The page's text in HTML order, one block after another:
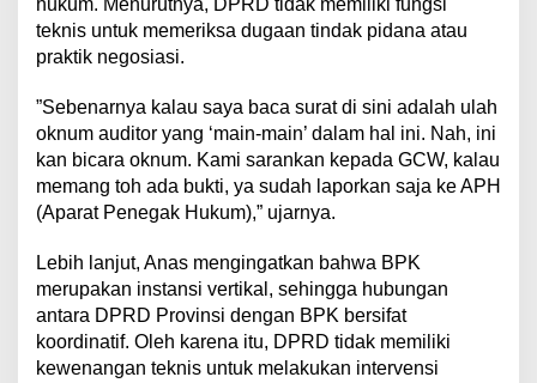
hukum. Menurutnya, DPRD tidak memiliki fungsi
teknis untuk memeriksa dugaan tindak pidana atau
praktik negosiasi.
​”Sebenarnya kalau saya baca surat di sini adalah ulah
oknum auditor yang ‘main-main’ dalam hal ini. Nah, ini
kan bicara oknum. Kami sarankan kepada GCW, kalau
memang toh ada bukti, ya sudah laporkan saja ke APH
(Aparat Penegak Hukum),” ujarnya.
​Lebih lanjut, Anas mengingatkan bahwa BPK
merupakan instansi vertikal, sehingga hubungan
antara DPRD Provinsi dengan BPK bersifat
koordinatif. Oleh karena itu, DPRD tidak memiliki
kewenangan teknis untuk melakukan intervensi